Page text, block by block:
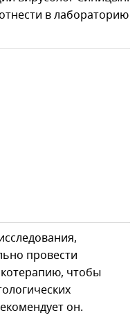
в лабораторию
провести
чтобы
он.